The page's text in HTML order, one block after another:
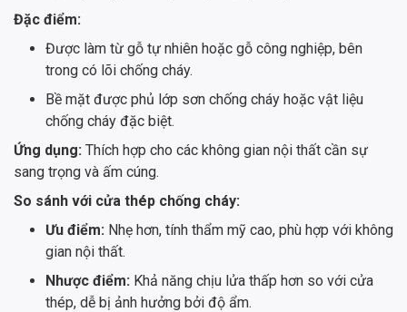
Đặc điểm:
Được làm từ gỗ tự nhiên hoặc gỗ công nghiệp, bên
trong có lõi chống cháy.
Bề mặt được phủ lớp sơn chống cháy hoặc vật liệu
chống cháy đặc biệt.
Ứng dụng: Thích hợp cho các không gian nội thất cần sự
sang trọng và ấm cúng.
So sánh với cửa thép chống cháy:
Ưu điểm: Nhẹ hơn, tính thẩm mỹ cao, phù hợp với không
gian nội thất.
Nhược điểm: Khả năng chịu lửa thấp hơn so với cửa
thép, dễ bị ảnh hưởng bởi độ ẩm.